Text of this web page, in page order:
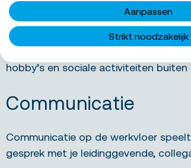
Zorg voor een
Een gezonde balans tussen werk
hobby’s en sociale activiteiten
Communicatie
Communicatie op de werkvloer
gesprek met je leidinggevende,
Aanpassen
Strikt noodzakelijk